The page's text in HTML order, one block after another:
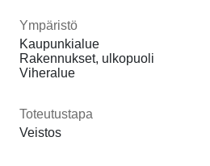
Ympäristö
Kaupunkialue
Rakennukset, ulkopuoli
Viheralue
Toteutustapa
Veistos